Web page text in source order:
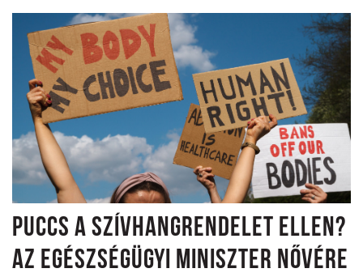
PUCCS A SZÍVHANGRENDELET ELLEN?
AZ EGÉSZSÉGÜGYI MINISZTER NŐVÉRE